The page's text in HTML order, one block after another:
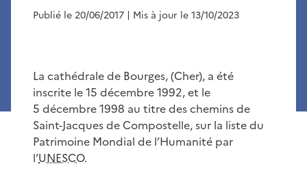
Publié le 20/06/2017 | Mis à jour le 13/10/2023
La cathédrale de Bourges, (Cher), a été
inscrite le 15 décembre 1992, et le
5 décembre 1998 au titre des chemins de
Saint-Jacques de Compostelle, sur la liste du
Patrimoine Mondial de l’Humanité par
l’UNESCO.